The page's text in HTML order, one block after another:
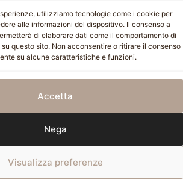
utilizziamo tecnologie come i cookie per
alle informazioni del dispositivo. Il consenso a
di elaborare dati come il comportamento di
questo sito. Non acconsentire o ritirare il consenso
su alcune caratteristiche e funzioni.
Accetta
Nega
Visualizza preferenze